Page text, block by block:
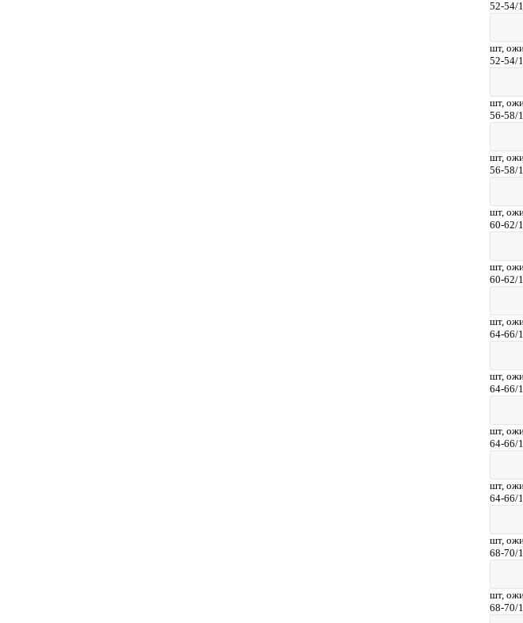
52-54/
шт,
52-54/
шт,
56-58/
шт,
56-58/
шт,
60-62/
шт,
60-62/
шт,
64-66/
шт,
64-66/
шт,
64-66/
шт,
64-66/
шт,
68-70/
шт,
68-70/